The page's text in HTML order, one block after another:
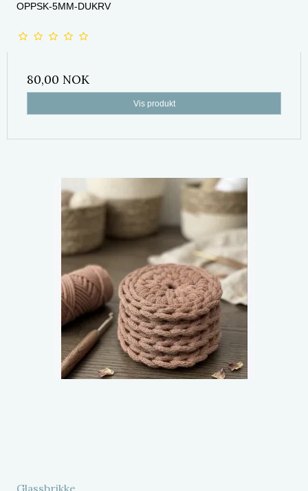
OPPSK-5MM-DUKRV
80,00 NOK
Vis produkt
Glassbrikke